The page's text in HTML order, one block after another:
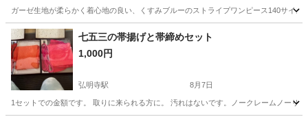
ガーゼ生地が柔らかく着心地の良い、くすみブルーのストライプワンピース140サイ
神奈川 逗子市 逗子駅 子供用品
七五三の帯揚げと帯締めセット
1,000円
弘明寺駅 8月7日
1セットでの金額です。 取りに来られる方に。 汚れはないです。ノークレームノーリ